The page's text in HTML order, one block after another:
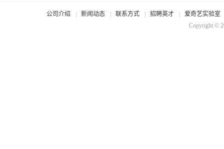
公司介绍 新闻动态 联系方式 招聘英才
爱奇艺实验室
Copyright ©